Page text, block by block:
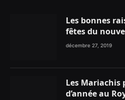
Les bonnes
fêtes du
décembre 27, 2019
Les Mariachis
d’année au